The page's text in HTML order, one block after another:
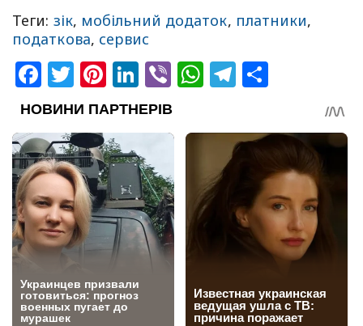
Теги: зік, мобільний додаток, платники,
податкова, сервис
Facebook
Twitter
Pinterest
LinkedIn
ViberWhatsApp
Telegram